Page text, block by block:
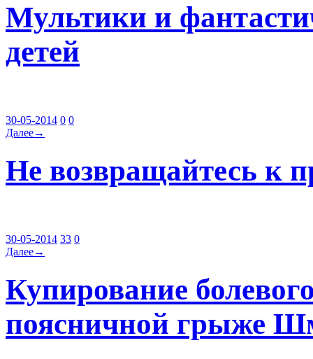
Мультики и
детей
30-05-2014 0 0
Далее→
Не возвращайтесь к
30-05-2014 33 0
Далее→
Купирование
поясничной грыже